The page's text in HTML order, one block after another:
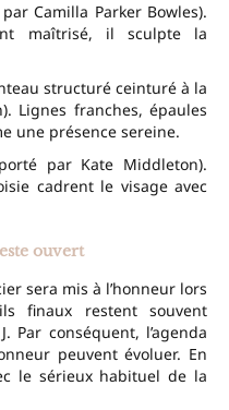
Camilla Parker Bowles).
maîtrisé, il sculpte la
structuré ceinturé à la
Lignes franches, épaules
une présence sereine.
par Kate Middleton).
cadrent le visage avec
ouvert
sera mis à l’honneur lors
finaux restent souvent
Par conséquent, l’agenda
peuvent évoluer. En
le sérieux habituel de la